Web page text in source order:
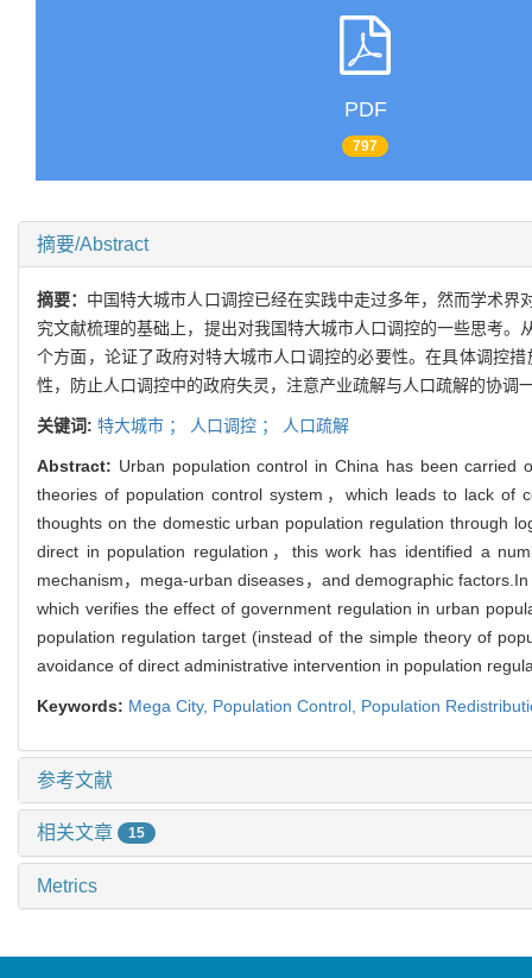
PDF
797
摘要/Abstract
摘要： 中国特大城市人口调控已经在实践中走过多年，然而学术
究文献梳理的基础上，提出对我国特大城市人口调控的一些思考
个方面，论证了政府对特大城市人口调控的必要性。在具体调控
性，防止人口调控中的政府失灵，注意产业疏解与人口疏解的协
关键词: 特大城市 ； 人口调控 ； 人口疏解
Abstract: Urban population control in China has been
theories of population control system，which leads to lack of
thoughts on the domestic urban population regulation through
direct in population regulation，this work has identified a
mechanism，mega-urban diseases，and demographic
which verifies the effect of government regulation in urban
population regulation target (instead of the simple theory of
avoidance of direct administrative intervention in population
Keywords: Mega City, Population Control, Population
参考文献
相关文章 15
Metrics